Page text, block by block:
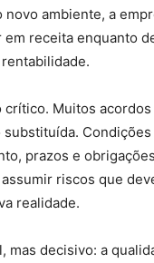
ambiente, a
receita enquanto
Muitos
prazos e
riscos que
realidade.
mas decisivo: a